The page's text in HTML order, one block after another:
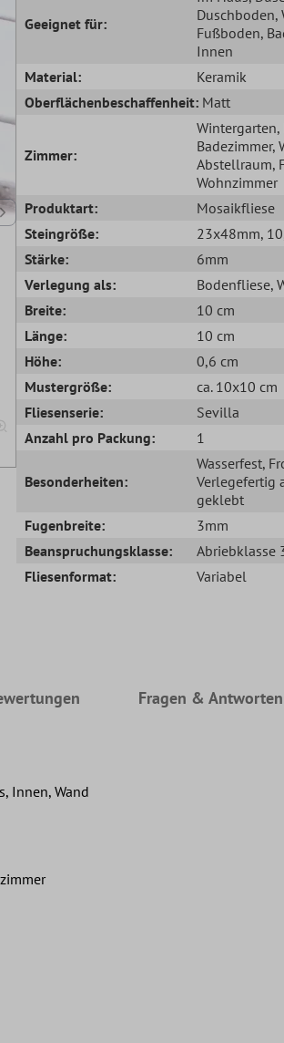
Geeignet für:
Duschboden,
Fußboden,
Innen
Material:
Keramik
Oberflächenbeschaffenheit: Matt
Zimmer:
Wintergarten
Badezimmer,
Abstellraum,
Wohnzimmer
Produktart:
Mosaikfliese
Steingröße:
23x48mm,
Stärke:
6mm
Verlegung als:
Bodenfliese,
Breite:
10 cm
Länge:
10 cm
Höhe:
0,6 cm
Mustergröße:
ca. 10x10 cm
Fliesenserie:
Sevilla
Anzahl pro Packung:
1
Besonderheiten:
Wasserfest,
Verlegefertig
geklebt
Fugenbreite:
3mm
Beanspruchungsklasse:
Abriebklasse
Fliesenformat:
Variabel
Fragen & Antworten
Innen, Wand